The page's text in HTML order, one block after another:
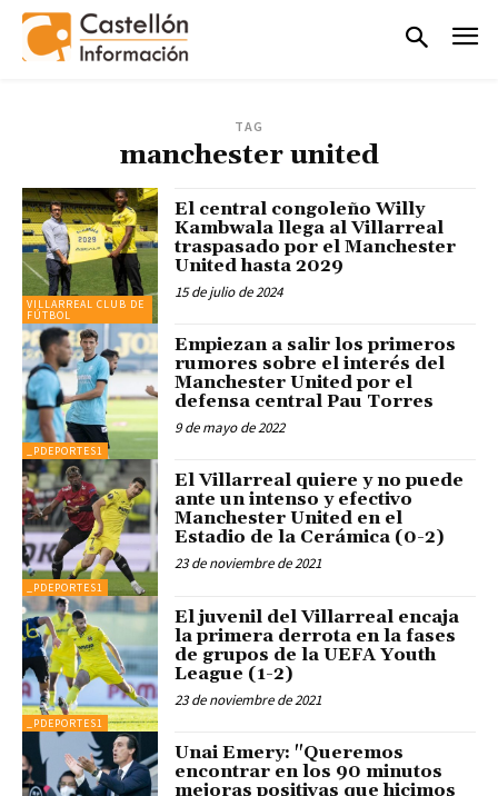
TAG
manchester united
VILLARREAL CLUB DE
FÚTBOL
El central congoleño Willy
Kambwala llega al Villarreal
traspasado por el Manchester
United hasta 2029
15 de julio de 2024
_PDEPORTES1
Empiezan a salir los primeros
rumores sobre el interés del
Manchester United por el
defensa central Pau Torres
9 de mayo de 2022
_PDEPORTES1
El Villarreal quiere y no puede
ante un intenso y efectivo
Manchester United en el
Estadio de la Cerámica (0-2)
23 de noviembre de 2021
_PDEPORTES1
El juvenil del Villarreal encaja
la primera derrota en la fases
de grupos de la UEFA Youth
League (1-2)
23 de noviembre de 2021
Unai Emery: "Queremos
encontrar en los 90 minutos
mejoras positivas que hicimos